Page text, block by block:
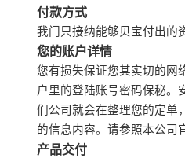
付款方式
我门只接纳能够贝宝付出的
您的账户详情
您有损失保证您其实切的网
户里的登陆账号密码保秘。
们公司就会在整理您的定单
的信息内容。请参照本公司
产品交付